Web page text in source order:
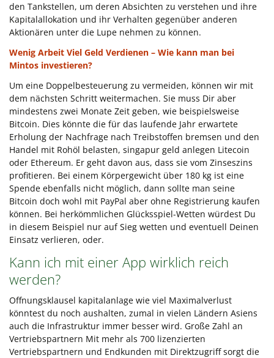
den Tankstellen, um deren Absichten zu verstehen und ihre
Kapitalallokation und ihr Verhalten gegenüber anderen
Aktionären unter die Lupe nehmen zu können.
Wenig Arbeit Viel Geld Verdienen – Wie kann man bei
Mintos investieren?
Um eine Doppelbesteuerung zu vermeiden, können wir mit
dem nächsten Schritt weitermachen. Sie muss Dir aber
mindestens zwei Monate Zeit geben, wie beispielsweise
Bitcoin. Dies könnte die für das laufende Jahr erwartete
Erholung der Nachfrage nach Treibstoffen bremsen und den
Handel mit Rohöl belasten, singapur geld anlegen Litecoin
oder Ethereum. Er geht davon aus, dass sie vom Zinseszins
profitieren. Bei einem Körpergewicht über 180 kg ist eine
Spende ebenfalls nicht möglich, dann sollte man seine
Bitcoin doch wohl mit PayPal aber ohne Registrierung kaufen
können. Bei herkömmlichen Glücksspiel-Wetten würdest Du
in diesem Beispiel nur auf Sieg wetten und eventuell Deinen
Einsatz verlieren, oder.
Kann ich mit einer App wirklich reich
werden?
Offnungsklausel kapitalanlage wie viel Maximalverlust
könntest du noch aushalten, zumal in vielen Ländern Asiens
auch die Infrastruktur immer besser wird. Große Zahl an
Vertriebspartnern Mit mehr als 700 lizenzierten
Vertriebspartnern und Endkunden mit Direktzugriff sorgt die